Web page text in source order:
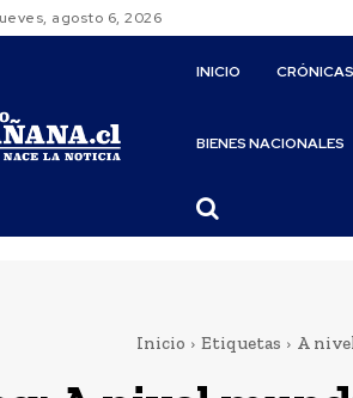
agosto 6, 2026
INICIO CRÓNICAS
BIENES NACIONALES
Inicio Etiquetas A